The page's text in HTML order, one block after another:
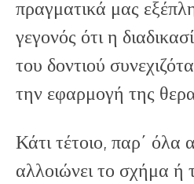
πραγματικά μας
γεγονός ότι η
του δοντιού
την εφαρμογή της
Κάτι τέτοιο, παρ΄ όλα
αλλοιώνει το σχήμα ή